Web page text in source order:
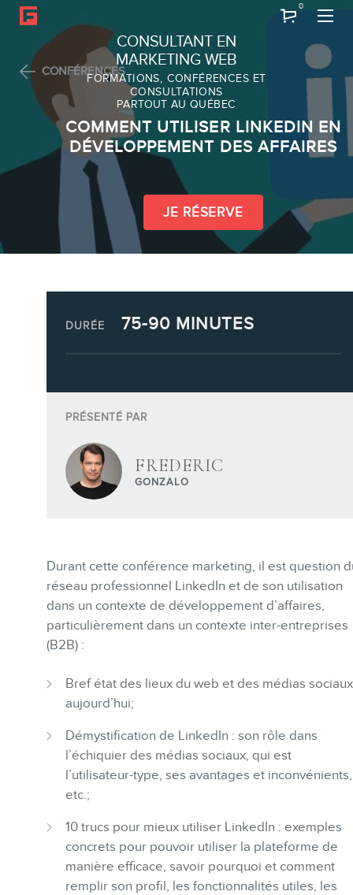
CONSULTANT EN
MARKETING WEB
FORMATIONS, CONFÉRENCES ET
CONSULTATIONS
PARTOUT AU QUÉBEC
0
À PROPOS
À propos
Équipe
SERVICES
Conférences
Formations marketing de
Audits web (SEO) et IA (GEO)
BOUTIQUE
BLOGUE
CONTACT
CONFÉRENCES
COMMENT UTILISER LINKEDIN EN
DÉVELOPPEMENT DES AFFAIRES
JE RÉSERVE
DURÉE 75-90 MINUTES
PRÉSENTÉ PAR
FREDERIC
GONZALO
Durant cette conférence marketing, il est question
réseau professionnel LinkedIn et de son utilisation
dans un contexte de développement d’affaires,
particulièrement dans un contexte inter-entreprises
(B2B) :
Bref état des lieux du web et des médias sociaux
aujourd’hui;
Démystification de LinkedIn : son rôle dans
l’échiquier des médias sociaux, qui est
l’utilisateur-type, ses avantages et inconvénients,
etc.;
10 trucs pour mieux utiliser LinkedIn : exemples
concrets pour pouvoir utiliser la plateforme de
manière efficace, savoir pourquoi et comment
remplir son profil, les fonctionnalités utiles, les